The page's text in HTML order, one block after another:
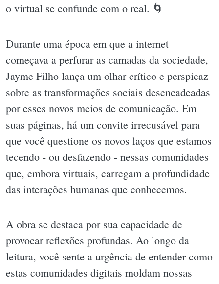
o virtual se confunde com o real. 🌀
Durante uma época em que a internet
começava a perfurar as camadas da sociedade,
Jayme Filho lança um olhar crítico e perspicaz
sobre as transformações sociais desencadeadas
por esses novos meios de comunicação. Em
suas páginas, há um convite irrecusável para
que você questione os novos laços que estamos
tecendo - ou desfazendo - nessas comunidades
que, embora virtuais, carregam a profundidade
das interações humanas que conhecemos.
A obra se destaca por sua capacidade de
provocar reflexões profundas. Ao longo da
leitura, você sente a urgência de entender como
estas comunidades digitais moldam nossas